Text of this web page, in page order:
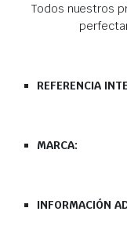
Todos nuestros
REFERENCIA
MARCA:
INFORMACIÓN